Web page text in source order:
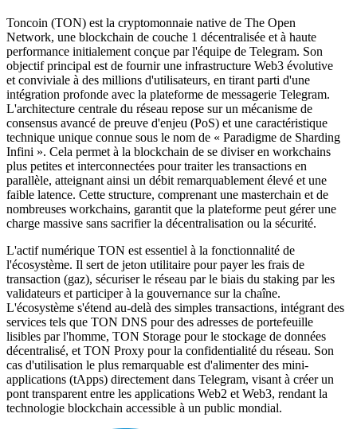
Toncoin (TON) est la cryptomonnaie native de The Open
Network, une blockchain de couche 1 décentralisée et à haute
performance initialement conçue par l'équipe de Telegram. Son
objectif principal est de fournir une infrastructure Web3 évolutive
et conviviale à des millions d'utilisateurs, en tirant parti d'une
intégration profonde avec la plateforme de messagerie Telegram.
L'architecture centrale du réseau repose sur un mécanisme de
consensus avancé de preuve d'enjeu (PoS) et une caractéristique
technique unique connue sous le nom de « Paradigme de Sharding
Infini ». Cela permet à la blockchain de se diviser en workchains
plus petites et interconnectées pour traiter les transactions en
parallèle, atteignant ainsi un débit remarquablement élevé et une
faible latence. Cette structure, comprenant une masterchain et de
nombreuses workchains, garantit que la plateforme peut gérer une
charge massive sans sacrifier la décentralisation ou la sécurité.
L'actif numérique TON est essentiel à la fonctionnalité de
l'écosystème. Il sert de jeton utilitaire pour payer les frais de
transaction (gaz), sécuriser le réseau par le biais du staking par les
validateurs et participer à la gouvernance sur la chaîne.
L'écosystème s'étend au-delà des simples transactions, intégrant des
services tels que TON DNS pour des adresses de portefeuille
lisibles par l'homme, TON Storage pour le stockage de données
décentralisé, et TON Proxy pour la confidentialité du réseau. Son
cas d'utilisation le plus remarquable est d'alimenter des mini-
applications (tApps) directement dans Telegram, visant à créer un
pont transparent entre les applications Web2 et Web3, rendant la
technologie blockchain accessible à un public mondial.